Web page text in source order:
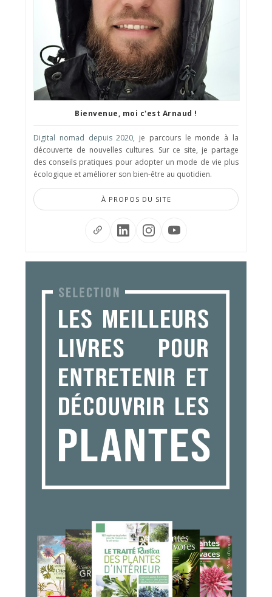
Bienvenue, moi c'est Arnaud !
Digital nomad depuis 2020, je parcours le monde à la
découverte de nouvelles cultures. Sur ce site, je partage
des conseils pratiques pour adopter un mode de vie plus
écologique et améliorer son bien-être au quotidien.
À PROPOS DU SITE